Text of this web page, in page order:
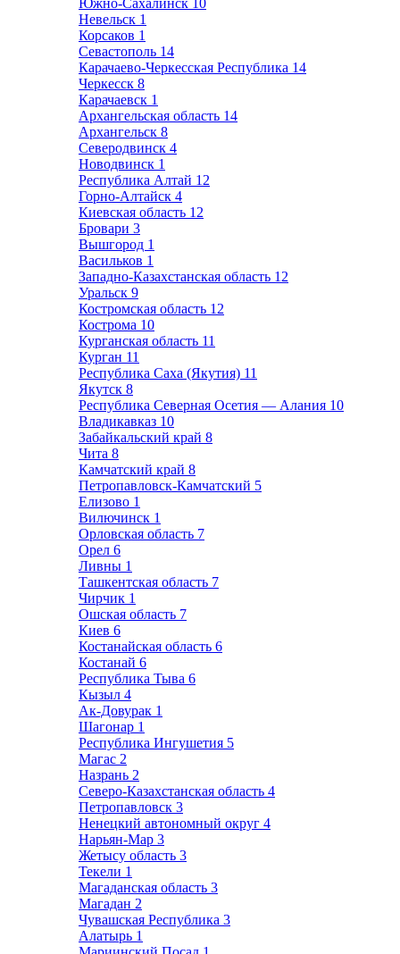
Южно-Сахалинск 10
Невельск 1
Корсаков 1
Севастополь 14
Карачаево-Черкесская Республика 14
Черкесск 8
Карачаевск 1
Архангельская область 14
Архангельск 8
Северодвинск 4
Новодвинск 1
Республика Алтай 12
Горно-Алтайск 4
Киевская область 12
Бровари 3
Вышгород 1
Васильков 1
Западно-Казахстанская область 12
Уральск 9
Костромская область 12
Кострома 10
Курганская область 11
Курган 11
Республика Саха (Якутия) 11
Якутск 8
Республика Северная Осетия — Алания 10
Владикавказ 10
Забайкальский край 8
Чита 8
Камчатский край 8
Петропавловск-Камчатский 5
Елизово 1
Вилючинск 1
Орловская область 7
Орел 6
Ливны 1
Ташкентская область 7
Чирчик 1
Ошская область 7
Киев 6
Костанайская область 6
Костанай 6
Республика Тыва 6
Кызыл 4
Ак-Довурак 1
Шагонар 1
Республика Ингушетия 5
Магас 2
Назрань 2
Северо-Казахстанская область 4
Петропавловск 3
Ненецкий автономный округ 4
Нарьян-Мар 3
Жетысу область 3
Текели 1
Магаданская область 3
Магадан 2
Чувашская Республика 3
Алатырь 1